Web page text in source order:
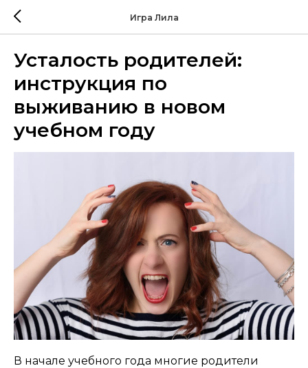
Игра Лила
Усталость родителей:
инструкция по
выживанию в новом
учебном году
В начале учебного года многие родители